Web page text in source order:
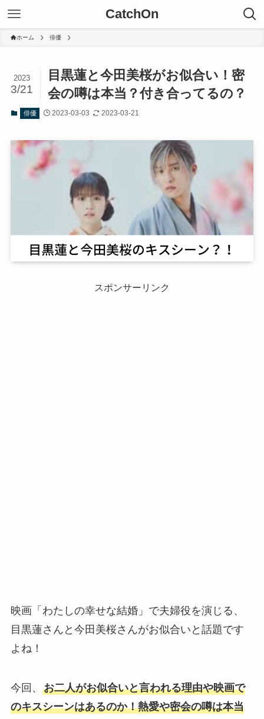
CatchOn
ホーム 俳優
目黒蓮と今田美桜がお似合い！密
会の噂は本当？付き合ってるの？
2023
3/21
俳優 2023-03-03 2023-03-21
スポンサーリンク
映画「わたしの幸せな結婚」で夫婦役を演じる、
目黒蓮さんと今田美桜さんがお似合いと話題です
よね！
今回、 お二人がお似合いと言われる理由や映画で
のキスシーンはあるのか！熱愛や密会の噂は本当